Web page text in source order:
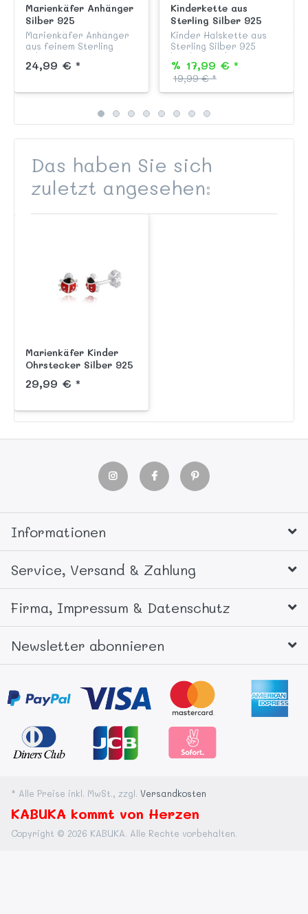
Marienkäfer Anhänger
Silber 925
handlackiert mit
Silberpunkten
Marienkäfer Anhänger
aus feinem Sterling
Silber 925
anlaufgeschützt und
liebevoll von Hand in
mit Silberpunkten a...
24,99 € *
Kinderkette aus
Sterling Silber 925
Panzer 36 cm
Kinder Halskette aus
Sterling Silber 925
beidseitig diamantiert,
anlaufgeschützt und
garantiert nickelfrei,
Modell "Flachpanzer" 36
Federringve...
% 17,99 € *
19,99 € *
Das haben Sie sich
zuletzt angesehen:
Marienkäfer Kinder
Ohrstecker Silber 925
Silberpunkten
29,99 € *
Informationen
Service, Versand & Zahlung
Firma, Impressum & Datenschutz
Newsletter abonnieren
* Alle Preise inkl. MwSt., zzgl. Versandkosten
KABUKA kommt von Herzen
Copyright © 2026 KABUKA. Alle Rechte vorbehalten.